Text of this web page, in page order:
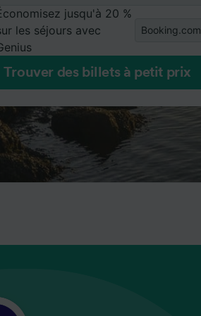
jusqu'à 20 %
les séjours avec
Booking.com
Trouver des billets à petit prix